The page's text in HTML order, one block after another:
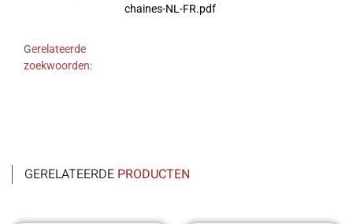
chaines-NL-FR.pdf
Gerelateerde
zoekwoorden:
GERELATEERDE PRODUCTEN